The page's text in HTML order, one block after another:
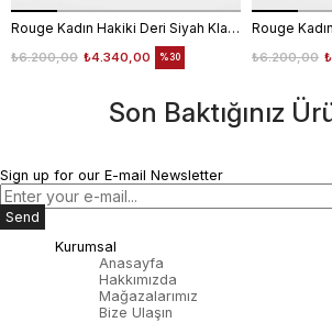
Rouge Kadın Hakiki Deri Siyah Klasik Ayakkabı
₺4.340,00
₺6.200,00 %30 ₺6.200,00
Son Baktığınız
Sign up for our E-mail Newsletter
Send
Kurumsal
Anasayfa
Hakkımızda
Mağazalarımız
Bize Ulaşın